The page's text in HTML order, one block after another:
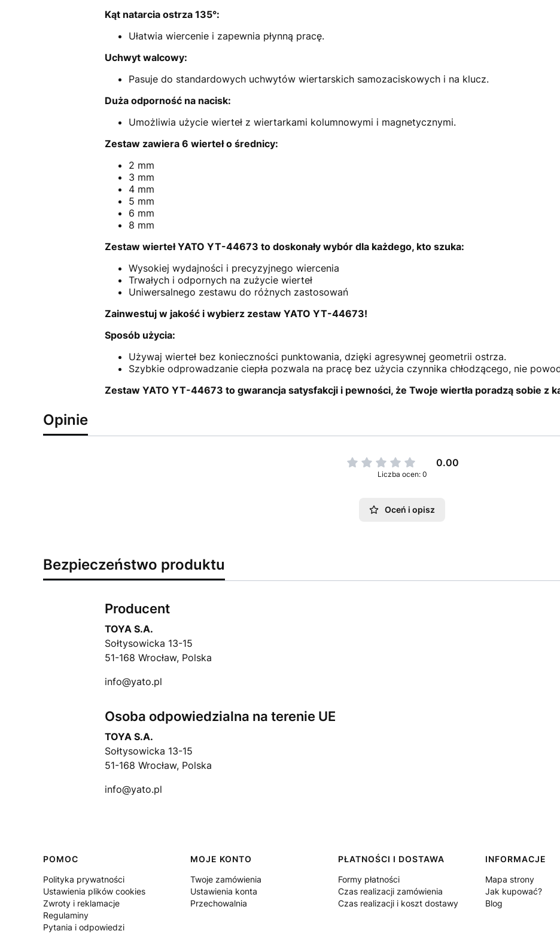
Kąt natarcia ostrza 135°:
Ułatwia wiercenie i zapewnia płynną pracę.
Uchwyt walcowy:
Pasuje do standardowych uchwytów wiertarskich samozaciskowych i na klucz.
Duża odporność na nacisk:
Umożliwia użycie wierteł z wiertarkami kolumnowymi i magnetycznymi.
Zestaw zawiera 6 wierteł o średnicy:
2 mm
3 mm
4 mm
5 mm
6 mm
8 mm
Zestaw wierteł YATO YT-44673 to doskonały wybór dla każdego, kto szuka:
Wysokiej wydajności i precyzyjnego wiercenia
Trwałych i odpornych na zużycie wierteł
Uniwersalnego zestawu do różnych zastosowań
Zainwestuj w jakość i wybierz zestaw YATO YT-44673!
Sposób użycia:
Używaj wierteł bez konieczności punktowania, dzięki agresywnej geometrii ostrza.
Szybkie odprowadzanie ciepła pozwala na pracę bez użycia czynnika chłodzącego, nie
Zestaw YATO YT-44673 to gwarancja satysfakcji i pewności, że Twoje wiertła poradzą sobie z
Opinie
0.00
Liczba ocen: 0
Oceń i opisz
Bezpieczeństwo produktu
Producent
TOYA S.A.
Sołtysowicka 13-15
51-168 Wrocław, Polska
info@yato.pl
Osoba odpowiedzialna na terenie UE
TOYA S.A.
Sołtysowicka 13-15
51-168 Wrocław, Polska
info@yato.pl
Linki w stopce
POMOC
Polityka prywatności
Ustawienia plików cookies
Zwroty i reklamacje
Regulaminy
Pytania i odpowiedzi
MOJE KONTO
Twoje zamówienia
Ustawienia konta
Przechowalnia
PŁATNOŚCI I DOSTAWA
Formy płatności
Czas realizacji zamówienia
Czas realizacji i koszt dostawy
INFORMACJE
Mapa strony
Jak kupować?
Blog